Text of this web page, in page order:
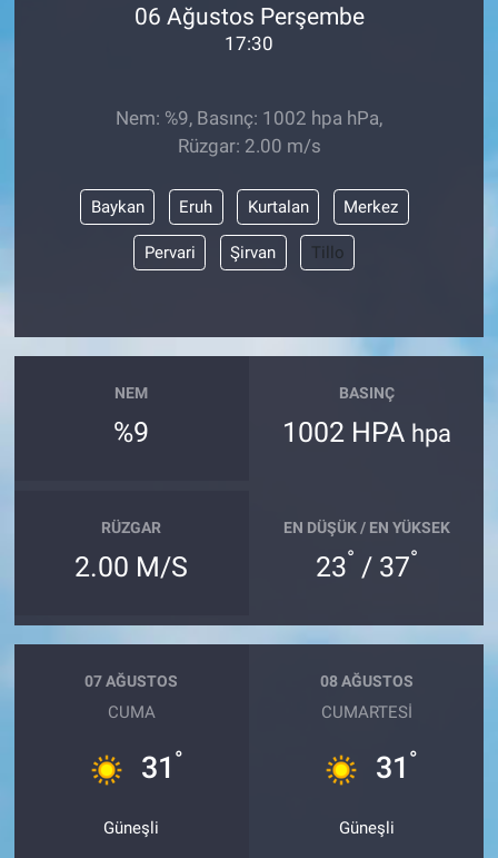
06 Ağustos Perşembe
17:30
Nem: %9, Basınç: 1002 hpa hPa,
Rüzgar: 2.00 m/s
Baykan Eruh Kurtalan Merkez
Pervari Şirvan Tillo
NEM
%9
BASINÇ
1002 HPA hpa
RÜZGAR
2.00 M/S
EN DÜŞÜK / EN YÜKSEK
23° / 37°
07 AĞUSTOS
CUMA
31 °
Güneşli
08 AĞUSTOS
CUMARTESI
31 °
Güneşli
RESMİ İLANLAR
Yaşam
İletişim (Künye)